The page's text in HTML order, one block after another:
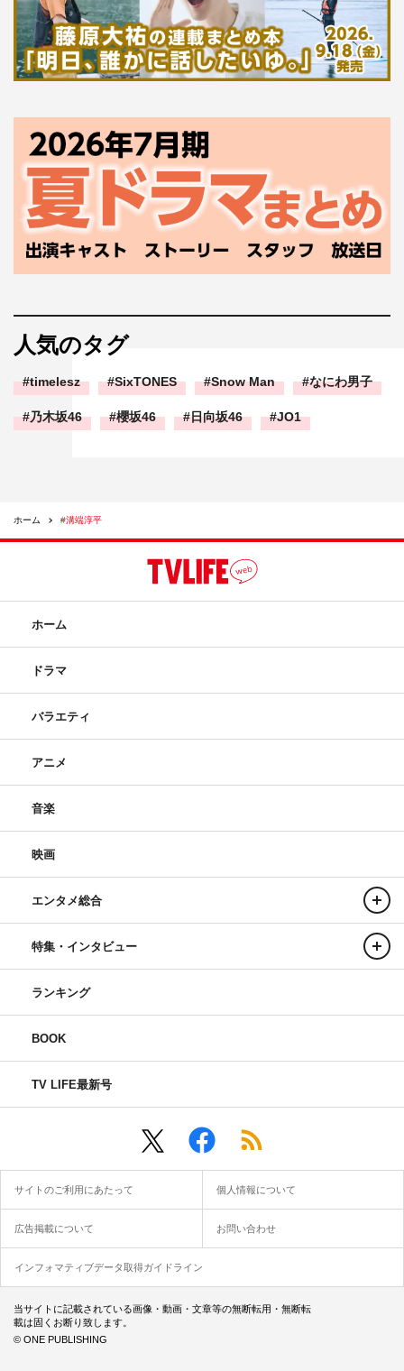
人気のタグ
timelesz SixTONES Snow Man なにわ男子
乃木坂46 櫻坂46 日向坂46 JO1
ホーム #溝端淳平
ホーム
ドラマ
バラエティ
アニメ
音楽
映画
エンタメ総合
特集・インタビュー
ランキング
BOOK
TV LIFE最新号
サイトのご利用にあたって 個人情報について
広告掲載について お問い合わせ
インフォマティブデータ取得ガイドライン
当サイトに記載されている画像・動画・文章等の無断転用・無断転
載は固くお断り致します。
© ONE PUBLISHING